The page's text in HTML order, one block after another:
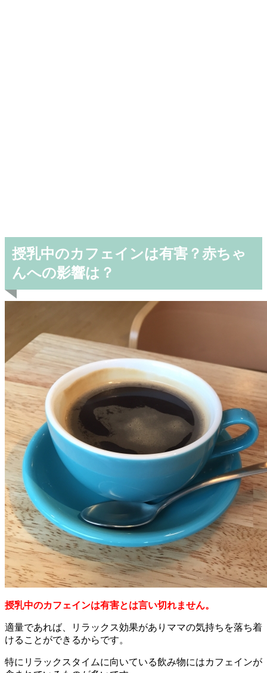
授乳中のカフェインは有害？赤ちゃ
んへの影響は？
授乳中のカフェインは有害とは言い切れません。
適量であれば、リラックス効果がありママの気持ちを落ち着
けることができるからです。
特にリラックスタイムに向いている飲み物にはカフェインが